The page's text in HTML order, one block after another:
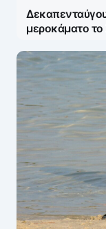
μεροκάματο